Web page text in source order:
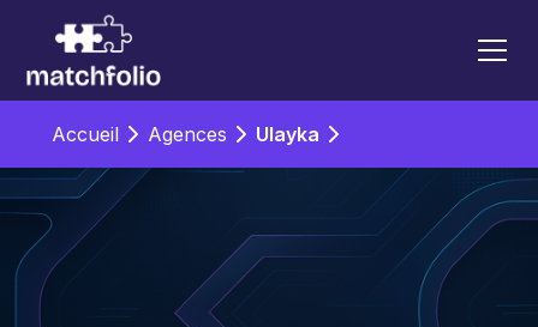
Accueil Agences Ulayka